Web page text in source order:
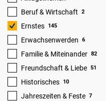
Beruf & Wirtschaft 2
Ernstes 145
Erwachsenwerden 6
Familie & Miteinander 82
Freundschaft & Liebe 51
Historisches 10
Jahreszeiten & Feste 7